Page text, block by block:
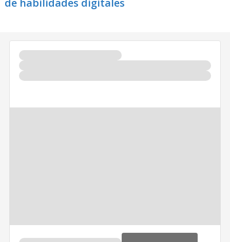
de habilidades digitales